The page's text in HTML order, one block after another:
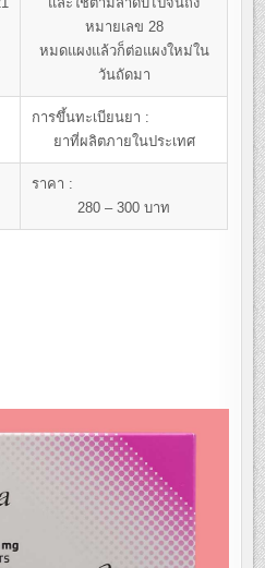
หมายเลข 28
หมดแผงแล้วก็ต่อแผงใหม่ใน
วันถัดมา
การขึ้นทะเบียนยา :
ยาที่ผลิตภายในประเทศ
ราคา :
280 – 300 บาท